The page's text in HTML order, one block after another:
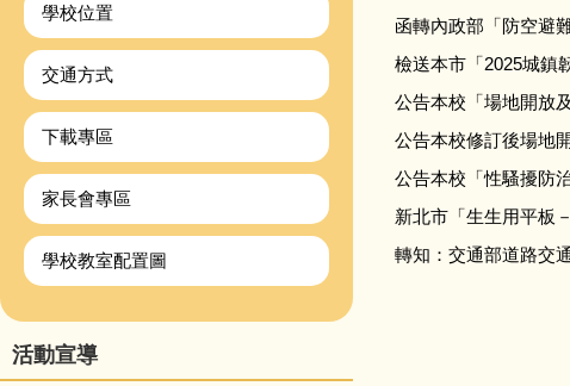
學校位置
交通方式
下載專區
家長會專區
學校教室配置圖
活動宣導
函轉內政部「防空避
檢送本市「2025城鎮
公告本校「場地開放
公告本校修訂後場地
公告本校「性騷擾防
新北市「生生用平板
轉知：交通部道路交